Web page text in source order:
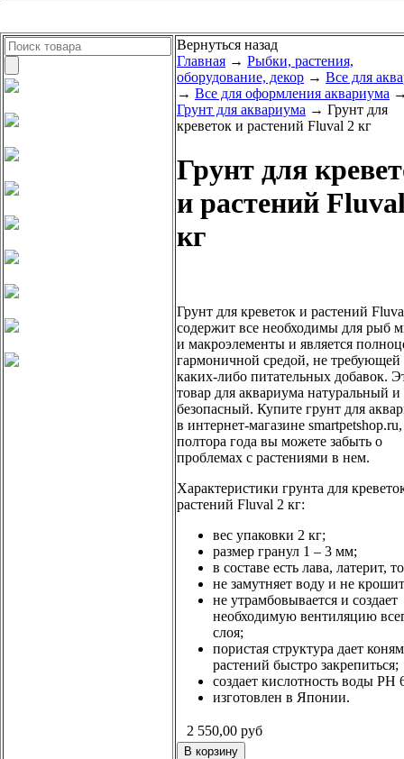
Вернуться назад
Главная → Рыбки, растения,
оборудование, декор → Все для
→ Все для оформления аквариума
Грунт для аквариума → Грунт для
креветок и растений Fluval 2 кг
Грунт для
и растений
кг
Грунт для креветок и растений
содержит все необходимы для рыб
и макроэлементы и является
гармоничной средой, не требующей
каких-либо питательных добавок.
товар для аквариума натуральный и
безопасный. Купите грунт для
в интернет-магазине
полтора года вы можете забыть о
проблемах с растениями в нем.
Характеристики грунта для
растений Fluval 2 кг:
вес упаковки 2 кг;
размер гранул 1 – 3 мм;
в составе есть лава, латерит,
не замутняет воду и не
не утрамбовывается и создает
необходимую вентиляцию
слоя;
пористая структура дает коням
растений быстро закрепиться;
создает кислотность воды РН
изготовлен в Японии.
2 550,00 руб